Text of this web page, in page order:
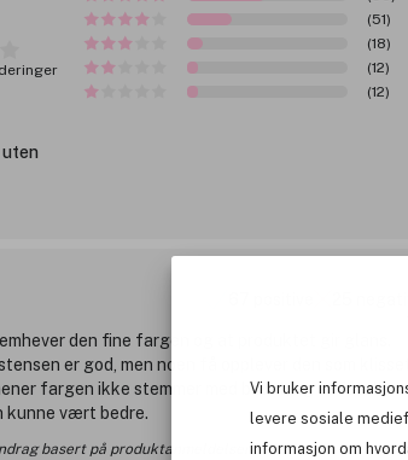
Vi bruker
levere sosiale
informasjon om
(51)
(18)
(12)
(12)
den fine fargen og at produktet gir glans.
er god, men noen få opplever den som
fargen ikke stemmer med bildet, og et fåtall
kunne vært bedre.
basert på produktanmeldelser